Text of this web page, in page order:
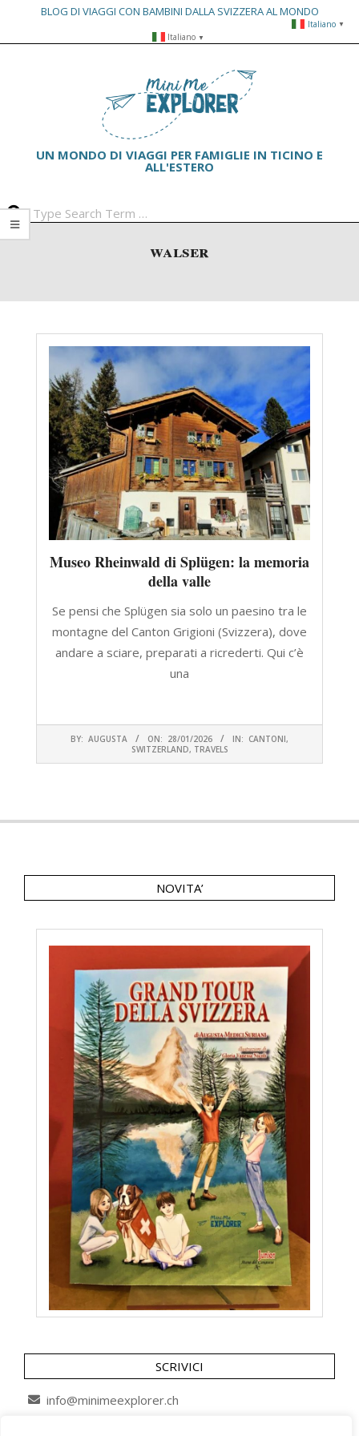
BLOG DI VIAGGI CON BAMBINI DALLA SVIZZERA AL MONDO
Italiano ▼
UN MONDO DI VIAGGI PER FAMIGLIE IN TICINO E
ALL'ESTERO
walser
Museo Rheinwald di Splügen: la memoria
della valle
Se pensi che Splügen sia solo un paesino tra le
montagne del Canton Grigioni (Svizzera), dove
andare a sciare, preparati a ricrederti. Qui c’è
una
28
BY: AUGUSTA ON: 28/01/2026 IN: CANTONI,
SWITZERLAND, TRAVELS
NOVITA’
SCRIVICI
info@minimeexplorer.ch
Italiano ▼